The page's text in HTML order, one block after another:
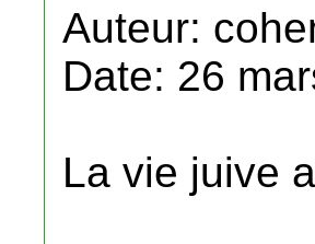
Auteur:
Date: 26
La vie juive